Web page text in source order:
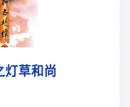
灯草和尚